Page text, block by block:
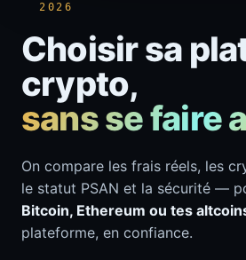
2026
Choisir sa
crypto,
sans se faire
On compare les frais réels, les
le statut PSAN et la sécurité —
Bitcoin, Ethereum ou tes
plateforme, en confiance.